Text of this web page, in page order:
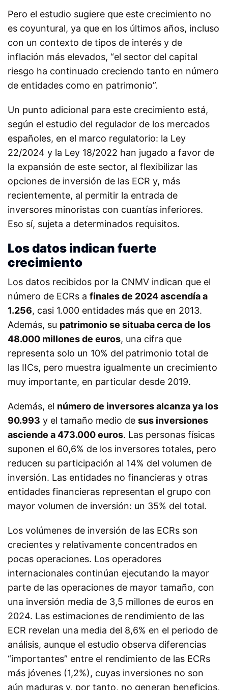
Pero el estudio sugiere que este crecimiento no
es coyuntural, ya que en los últimos años, incluso
con un contexto de tipos de interés y de
inflación más elevados, “el sector del capital
riesgo ha continuado creciendo tanto en número
de entidades como en patrimonio”.
Un punto adicional para este crecimiento está,
según el estudio del regulador de los mercados
españoles, en el marco regulatorio: la Ley
22/2024 y la Ley 18/2022 han jugado a favor de
la expansión de este sector, al flexibilizar las
opciones de inversión de las ECR y, más
recientemente, al permitir la entrada de
inversores minoristas con cuantías inferiores.
Eso sí, sujeta a determinados requisitos.
Los datos indican fuerte
crecimiento
Los datos recibidos por la CNMV indican que el
número de ECRs a finales de 2024 ascendía a
1.256, casi 1.000 entidades más que en 2013.
Además, su patrimonio se situaba cerca de los
48.000 millones de euros, una cifra que
representa solo un 10% del patrimonio total de
las IICs, pero muestra igualmente un crecimiento
muy importante, en particular desde 2019.
Además, el número de inversores alcanza ya los
90.993 y el tamaño medio de sus inversiones
asciende a 473.000 euros. Las personas físicas
suponen el 60,6% de los inversores totales, pero
reducen su participación al 14% del volumen de
inversión. Las entidades no financieras y otras
entidades financieras representan el grupo con
mayor volumen de inversión: un 35% del total.
Los volúmenes de inversión de las ECRs son
crecientes y relativamente concentrados en
pocas operaciones. Los operadores
internacionales continúan ejecutando la mayor
parte de las operaciones de mayor tamaño, con
una inversión media de 3,5 millones de euros en
2024. Las estimaciones de rendimiento de las
ECR revelan una media del 8,6% en el periodo de
análisis, aunque el estudio observa diferencias
“importantes” entre el rendimiento de las ECRs
más jóvenes (1,2%), cuyas inversiones no son
aún maduras y, por tanto, no generan beneficios,